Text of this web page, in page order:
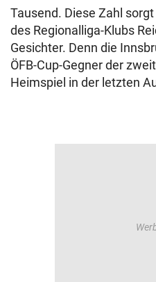
Tausend. Diese Zahl
des Regionalliga-Klubs
Gesichter. Denn die
ÖFB-Cup-Gegner der
Heimspiel in der letzten